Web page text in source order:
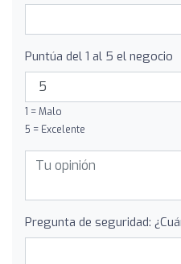
Puntúa del 1 al 5 el negocio
1 = Malo
5 = Excelente
Pregunta de seguridad: